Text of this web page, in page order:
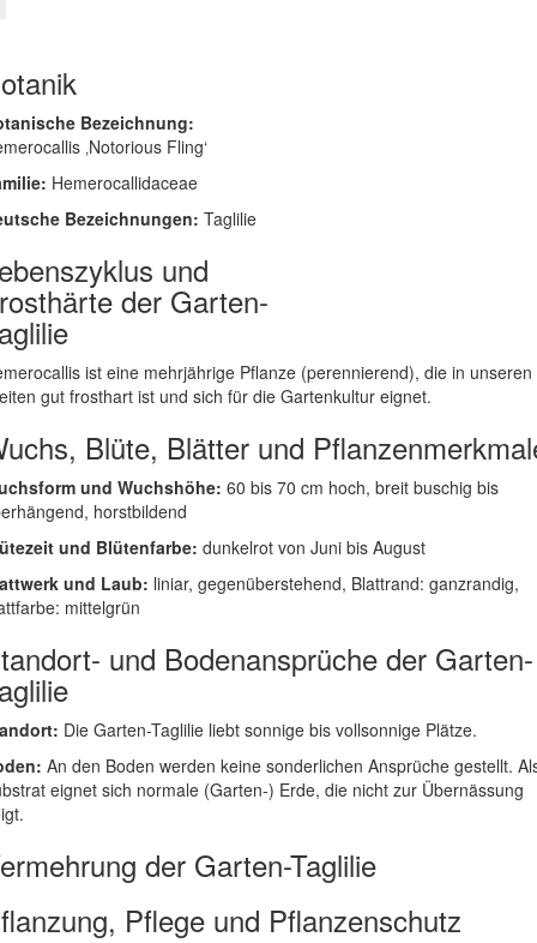
Bezeichnung:
‚Notorious Fling‘
Hemerocallidaceae
Bezeichnungen: Taglilie
und
der Garten-
ist eine mehrjährige Pflanze (perennierend), die in unseren
gut frosthart ist und sich für die Gartenkultur eignet.
Blüte, Blätter und
und Wuchshöhe: 60 bis 70 cm hoch, breit buschig bis
horstbildend
und Blütenfarbe: dunkelrot von Juni bis August
und Laub: liniar, gegenüberstehend, Blattrand: ganzrandig,
mittelgrün
und Bodenansprüche der Garten-
Die Garten-Taglilie liebt sonnige bis vollsonnige Plätze.
An den Boden werden keine sonderlichen Ansprüche gestellt.
eignet sich normale (Garten-) Erde, die nicht zur Übernässung
der Garten-Taglilie
Pflege und Pflanzenschutz